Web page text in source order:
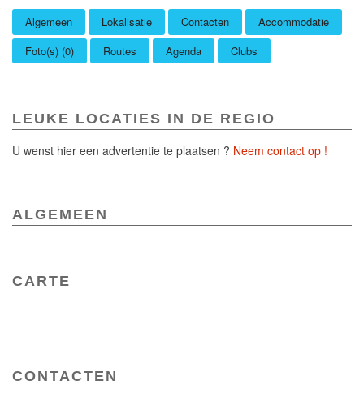
Algemeen Lokalisatie Contacten
Accommodatie
Foto(s) (0)
Routes Agenda Clubs
LEUKE LOCATIES IN DE REGIO
U wenst hier een advertentie te plaatsen ? Neem contact op !
ALGEMEEN
CARTE
CONTACTEN